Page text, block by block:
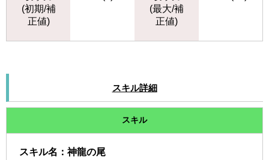
(初期/補
正値)
(最大/補
正値)
スキル詳細
スキル
スキル名：神龍の尾